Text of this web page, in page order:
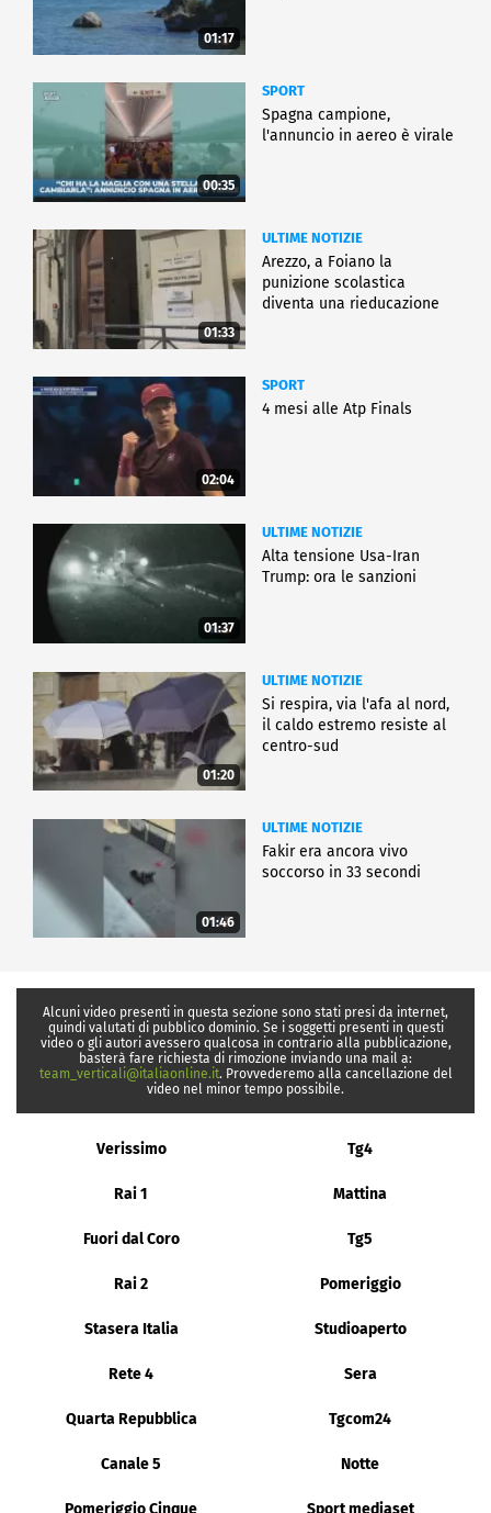
01:17
00:35
SPORT
Spagna campione,
l'annuncio in aereo è virale
01:33
ULTIME NOTIZIE
Arezzo, a Foiano la
punizione scolastica
diventa una rieducazione
02:04
SPORT
4 mesi alle Atp Finals
01:37
ULTIME NOTIZIE
Alta tensione Usa-Iran
Trump: ora le sanzioni
01:20
ULTIME NOTIZIE
Si respira, via l'afa al nord,
il caldo estremo resiste al
centro-sud
01:46
ULTIME NOTIZIE
Fakir era ancora vivo
soccorso in 33 secondi
Alcuni video presenti in questa sezione sono stati presi da internet,
quindi valutati di pubblico dominio. Se i soggetti presenti in questi
video o gli autori avessero qualcosa in contrario alla pubblicazione,
basterà fare richiesta di rimozione inviando una mail a:
team_verticali@italiaonline.it. Provvederemo alla cancellazione del
video nel minor tempo possibile.
Verissimo Tg4
Rai 1 Mattina
Fuori dal Coro Tg5
Rai 2 Pomeriggio
Stasera Italia Studioaperto
Rete 4 Sera
Quarta Repubblica Tgcom24
Canale 5 Notte
Pomeriggio Cinque Sport mediaset